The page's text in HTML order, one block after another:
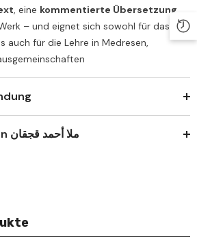
, eine kommentierte Übersetzung
– und eignet sich sowohl für das
auch für die Lehre in Medresen,
Molla Ahmed Kaçkan ملا أحمد قجقان